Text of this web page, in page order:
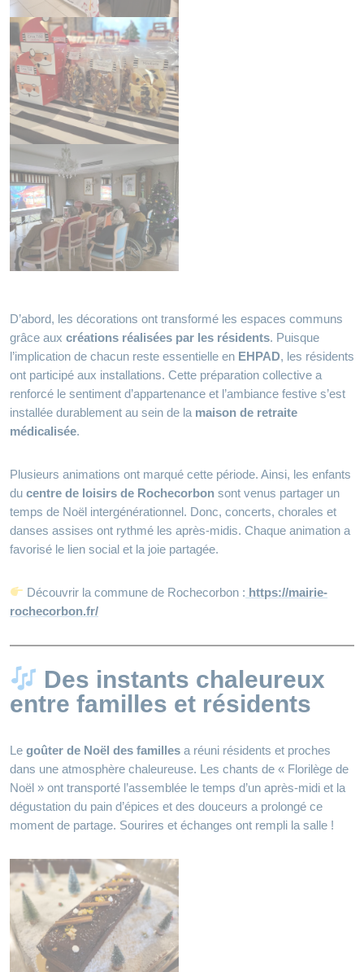
D’abord, les décorations ont transformé les espaces communs
grâce aux créations réalisées par les résidents. Puisque
l’implication de chacun reste essentielle en EHPAD, les résidents
ont participé aux installations. Cette préparation collective a
renforcé le sentiment d’appartenance et l’ambiance festive s’est
installée durablement au sein de la maison de retraite
médicalisée.
Plusieurs animations ont marqué cette période. Ainsi, les enfants
du centre de loisirs de Rochecorbon sont venus partager un
temps de Noël intergénérationnel. Donc, concerts, chorales et
danses assises ont rythmé les après‑midis. Chaque animation a
favorisé le lien social et la joie partagée.
Découvrir la commune de Rochecorbon : https://mairie-
rochecorbon.fr/
Des instants chaleureux
entre familles et résidents
Le goûter de Noël des familles a réuni résidents et proches
dans une atmosphère chaleureuse. Les chants de « Florilège de
Noël » ont transporté l’assemblée le temps d’un après‑midi et la
dégustation du pain d’épices et des douceurs a prolongé ce
moment de partage. Sourires et échanges ont rempli la salle !